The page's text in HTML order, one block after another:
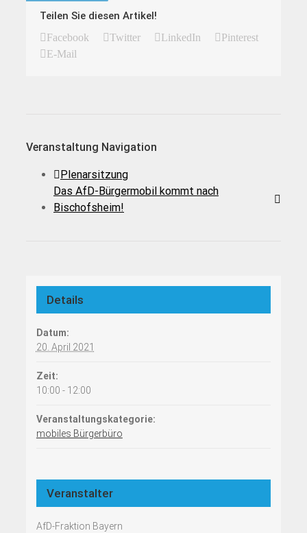
Teilen Sie diesen Artikel!
Facebook Twitter LinkedIn
Pinterest
E-Mail
Veranstaltung Navigation
Plenarsitzung
Das AfD-Bürgermobil kommt nach
Bischofsheim!
Details
Datum:
20. April 2021
Zeit:
10:00 - 12:00
Veranstaltungskategorie:
mobiles Bürgerbüro
Veranstalter
AfD-Fraktion Bayern